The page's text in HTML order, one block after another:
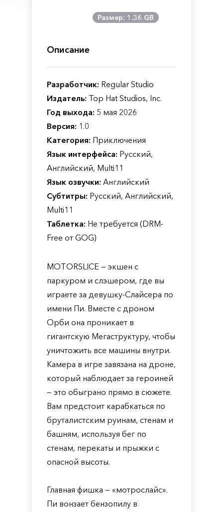
Размер: 1.36 GB
Описание
Разработчик: Regular Studio
Издатель: Top Hat Studios, Inc.
Год выхода: 5 мая 2026
Версия: 1.0
Категория: Приключения
Язык интерфейса: Русский,
Английский, Multi11
Язык озвучки: Английский
Субтитры: Русский, Английский,
Multi11
Таблетка: Не требуется (DRM-
Free от GOG)
MOTORSLICE — экшен с
паркуром и слэшером, где вы
играете за девушку-Слайсера по
имени Пи. Вместе с дроном
Орби она проникает в
гигантскую Мегаструктуру, чтобы
уничтожить все машины внутри.
Камера в игре завязана на дроне,
который наблюдает за героиней
— это обыграно прямо в сюжете.
Вам предстоит карабкаться по
бруталистским руинам, стенам и
башням, используя бег по
стенам, перекаты и прыжки с
опасной высоты.
Главная фишка — «мотрослайс».
Пи вонзает бензопилу в